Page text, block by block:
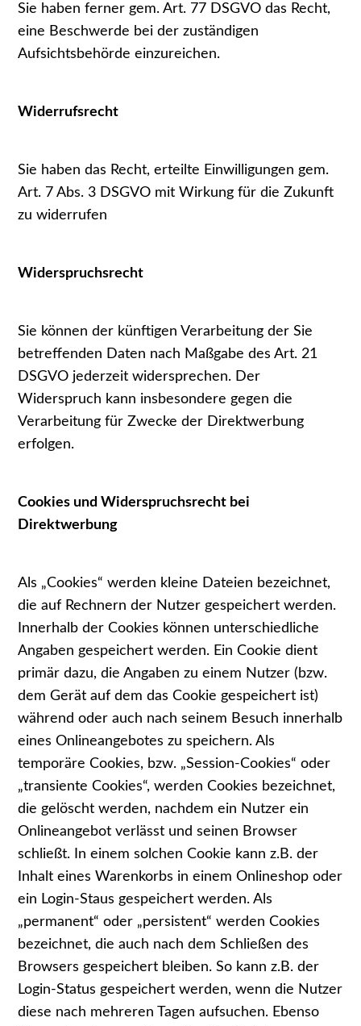
Sie haben ferner gem. Art. 77 DSGVO das Recht,
eine Beschwerde bei der zuständigen
Aufsichtsbehörde einzureichen.
Widerrufsrecht
Sie haben das Recht, erteilte Einwilligungen gem.
Art. 7 Abs. 3 DSGVO mit Wirkung für die Zukunft
zu widerrufen
Widerspruchsrecht
Sie können der künftigen Verarbeitung der Sie
betreffenden Daten nach Maßgabe des Art. 21
DSGVO jederzeit widersprechen. Der
Widerspruch kann insbesondere gegen die
Verarbeitung für Zwecke der Direktwerbung
erfolgen.
Cookies und Widerspruchsrecht bei
Direktwerbung
Als „Cookies“ werden kleine Dateien bezeichnet,
die auf Rechnern der Nutzer gespeichert werden.
Innerhalb der Cookies können unterschiedliche
Angaben gespeichert werden. Ein Cookie dient
primär dazu, die Angaben zu einem Nutzer (bzw.
dem Gerät auf dem das Cookie gespeichert ist)
während oder auch nach seinem Besuch innerhalb
eines Onlineangebotes zu speichern. Als
temporäre Cookies, bzw. „Session-Cookies“ oder
„transiente Cookies“, werden Cookies bezeichnet,
die gelöscht werden, nachdem ein Nutzer ein
Onlineangebot verlässt und seinen Browser
schließt. In einem solchen Cookie kann z.B. der
Inhalt eines Warenkorbs in einem Onlineshop oder
ein Login-Staus gespeichert werden. Als
„permanent“ oder „persistent“ werden Cookies
bezeichnet, die auch nach dem Schließen des
Browsers gespeichert bleiben. So kann z.B. der
Login-Status gespeichert werden, wenn die Nutzer
diese nach mehreren Tagen aufsuchen. Ebenso